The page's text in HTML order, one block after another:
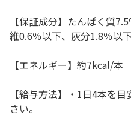
【保証成分】たんぱく質
維0.6％以下、灰分1.8％以
【エネルギー】約7kcal/本
【給与方法】・1日4本を
さい。